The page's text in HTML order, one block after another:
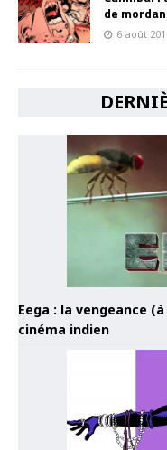
de
6 août
Eega : la vengeance
cinéma indien